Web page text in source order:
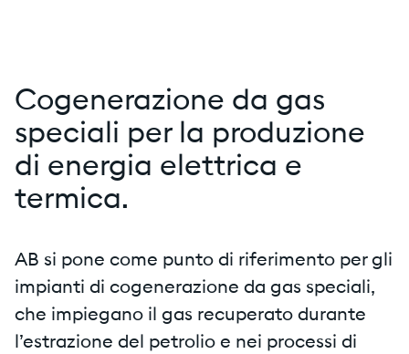
Cogenerazione da gas
speciali per la produzione
di energia elettrica e
termica.
AB si pone come punto di riferimento per gli
impianti di cogenerazione da gas speciali,
che impiegano il gas recuperato durante
l’estrazione del petrolio e nei processi di